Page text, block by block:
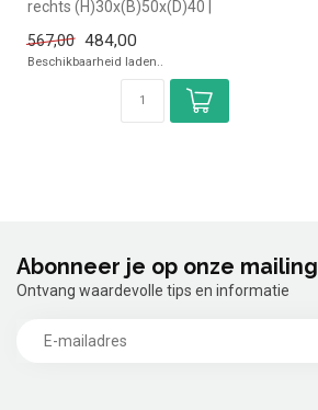
rechts (H)30x(B)50x(D)40 |
567,00 484,00
Beschikbaarheid laden..
Abonneer je op onze mailing
Ontvang waardevolle tips en informatie